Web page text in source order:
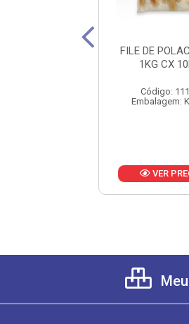
FILE DE
1KG CX
Código:
Embalagem:
VER